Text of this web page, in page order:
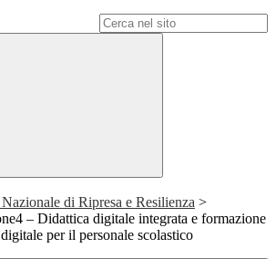
di Ripresa e Resilienza >
– Didattica digitale integrata e formazione
per il personale scolastico